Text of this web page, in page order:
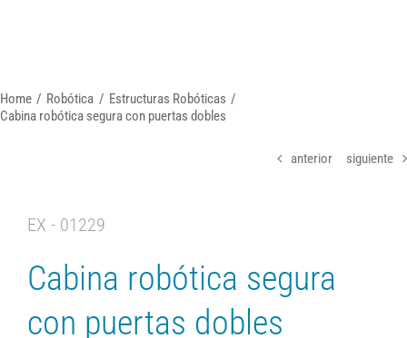
Support
Home Robótica
Estructuras Robóticas
Cabina robótica segura con puertas dobles
anterior siguiente
EX - 01229
Cabina robótica segura
con puertas dobles